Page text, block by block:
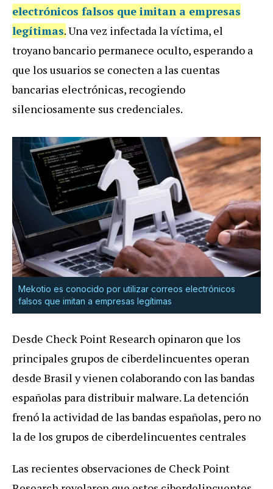
electrónicos falsos que imitan a empresas
legítimas.Una vez infectada la víctima, el
troyano bancario permanece oculto, esperando a
que los usuarios se conecten a las cuentas
bancarias electrónicas, recogiendo
silenciosamente sus credenciales.
Mekotio es conocido por utilizar correos electrónicos
falsos que imitan a empresas legítimas
Desde Check Point Research opinaron que los
principales grupos de ciberdelincuentes operan
desde Brasil y vienen colaborando con las bandas
españolas para distribuir malware. La detención
frenó la actividad de las bandas españolas, pero no
la de los grupos de ciberdelincuentes centrales
Las recientes observaciones de Check Point